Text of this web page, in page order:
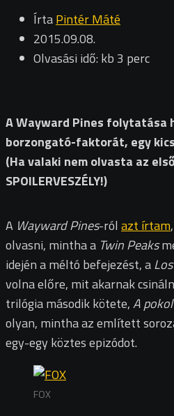
ÍrtaPintér Máté
2015.09.08.
Olvasási idő: kb 3 perc
A Wayward Pines folytatása
borzongató-faktorát, egy
(Ha valaki nem olvasta az
SPOILERVESZÉLY!)
A Wayward Pines-ról azt írtam
olvasni, mintha a Twin Peaks
idején a méltó befejezést, a
volna előre, mit akarnak
trilógia második kötete,A
olyan, mintha az említett
egy-egy köztes epizódot.
FOX